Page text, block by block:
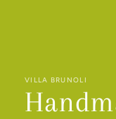
VILLA BRUNOLI